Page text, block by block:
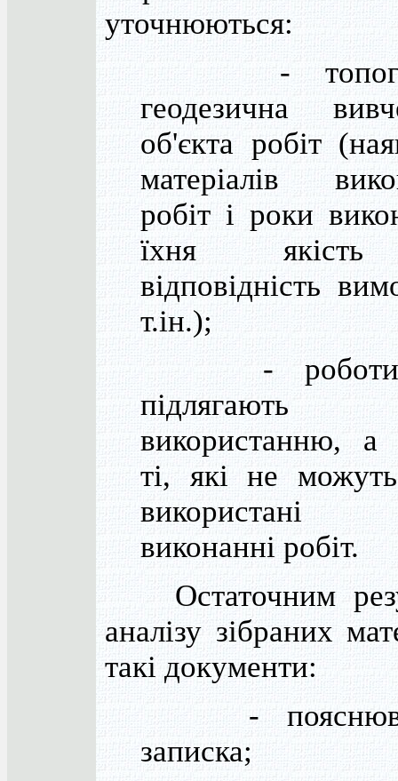
уточнюються:
-
геодезична
об'єкта робіт
матеріалів
робіт і роки
їхня
відповідність
т.ін.);
-
підлягають
використанню, а
ті, які не
виконанні робіт.
Остаточним
аналізу зібраних
такі документи:
-
записка;